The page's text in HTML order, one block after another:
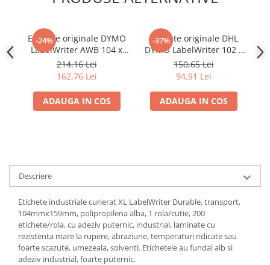
-24%
Etichete originale DYMO
LabelWriter AWB 104 x
159 mm pentru logistica
si expediere compatibile
cu LabelWriter 5XL si
AIMO 6XL S0904980
214,16 Lei
162,76 Lei
ADAUGA IN COS
-37%
Etichete originale DHL
DYMO LabelWriter 102 x
210 mm pentru logistica
si expediere compatibile
cu LabelWriter 5XL si
AIMO 6XL 2166659
150,65 Lei
94,91 Lei
ADAUGA IN COS
Descriere
Etichete industriale curierat XL LabelWriter Durable, transport,
104mmx159mm, polipropilena alba, 1 rola/cutie, 200
etichete/rola, cu adeziv puternic, industrial, laminate cu
rezistenta mare la rupere, abraziune, temperaturi ridicate sau
foarte scazute, umezeala, solventi. Etichetele au fundal alb si
adeziv industrial, foarte puternic.